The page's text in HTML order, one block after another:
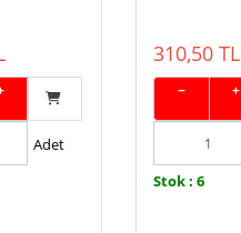
Adet
310,50 TL
− +
Stok : 6